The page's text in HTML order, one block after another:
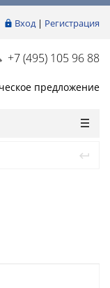
Вход| Регистрация
+7 (495) 105 96 88
предложение